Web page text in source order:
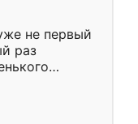
не первый
раз
второй раз
очень